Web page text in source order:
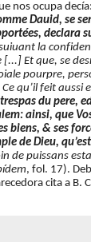
nos ocupa decía:
Dauid, se
declara
la
[...] Et que, se
pourpre,
qu’il feit aussi
du pere,
ainsi, que
biens, & ses
de Dieu,
de puissans
, fol. 17).
cita a B.